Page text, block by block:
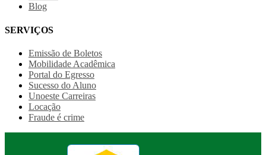
Blog
SERVIÇOS
Emissão de Boletos
Mobilidade Acadêmica
Portal do Egresso
Sucesso do Aluno
Unoeste Carreiras
Locação
Fraude é crime